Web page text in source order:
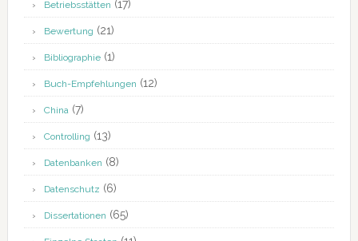
Betriebsstätten (17)
Bewertung (21)
Bibliographie(1)
Buch-Empfehlungen (12)
China(7)
Controlling (13)
Datenbanken (8)
Datenschutz (6)
Dissertationen (65)